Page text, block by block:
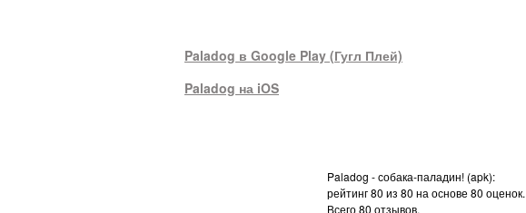
Paladog в Google Play (Гугл Плей)
Paladog на iOS
Paladog - собака-паладин! (apk):
рейтинг80 из 80 на основе 80 оценок.
Всего80 отзывов.